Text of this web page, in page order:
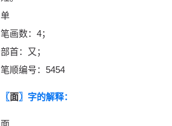
单
笔画数：4；
部首：又；
笔顺编号：5454
〖面〗字的解释：
面